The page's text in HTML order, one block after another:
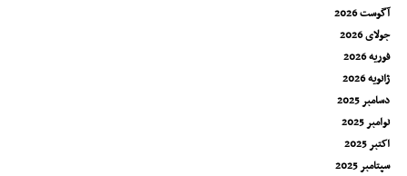
آگوست 2026
جولای 2026
فوریه 2026
ژانویه 2026
دسامبر 2025
نوامبر 2025
اکتبر 2025
سپتامبر 2025